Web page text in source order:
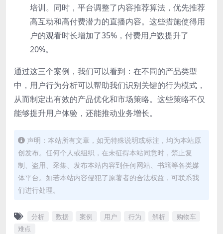
培训。同时，平台调整了内容推荐算法，优先推荐
高互动和高付费潜力的直播内容。这些措施使得用
户的观看时长增加了35%，付费用户数提升了
20%。
通过这三个案例，我们可以看到：在不同的产品类型
中，用户行为分析可以帮助我们识别关键的行为模式，
从而制定出有效的产品优化和市场策略。这些策略不仅
能够提升用户体验，还能推动业务增长。
声明：本站所有文章，如无特殊说明或标注，均为本站原
创发布。任何个人或组织，在未征得本站同意时，禁止复
制、盗用、采集、发布本站内容到任何网站、书籍等各类媒
体平台。如若本站内容侵犯了原著者的合法权益，可联系我
们进行处理。
分析 数据 案例 用户 行为 解析
购物车
难点